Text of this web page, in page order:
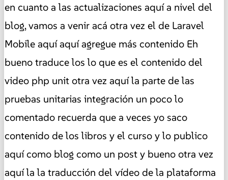
en cuanto a las actualizaciones aquí a nivel del
blog, vamos a venir acá otra vez el de Laravel
Mobile aquí aquí agregue más contenido Eh
bueno traduce los lo que es el contenido del
video php unit otra vez aquí la parte de las
pruebas unitarias integración un poco lo
comentado recuerda que a veces yo saco
contenido de los libros y el curso y lo publico
aquí como blog como un post y bueno otra vez
aquí la la traducción del vídeo de la plataforma